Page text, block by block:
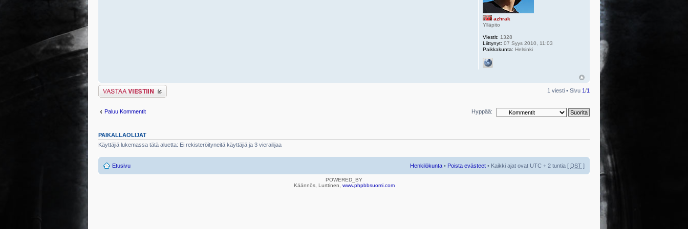
azhrak
Ylläpito
Viestit: 1328
Liittynyt: 07 Syys 2010, 11:03
Paikkakunta: Helsinki
Lähetä vastaus 1 viesti • Sivu 1/1
Paluu Kommentit Hyppää:
PAIKALLAOLIJAT
Käyttäjiä lukemassa tätä aluetta: Ei rekisteröityneitä käyttäjiä ja 3 vierailijaa
Etusivu Henkilökunta • Poista evästeet • Kaikki ajat ovat UTC + 2 tuntia [ DST ]
POWERED_BY
Käännös, Lurttinen, www.phpbbsuomi.com